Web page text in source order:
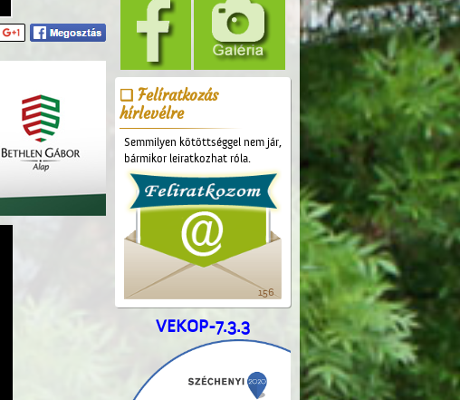
Felíratkozás
hírlevélre
Semmilyen kötöttséggel nem jár,
bármikor leiratkozhat róla.
156
VEKOP-7.3.3